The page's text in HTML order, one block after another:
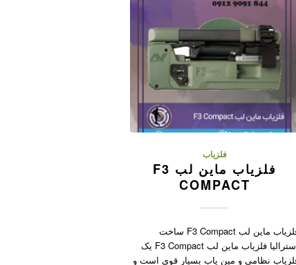
فلزیاب
فلزیاب ماین لب F3
COMPACT
فلزیاب ماین لب F3 Compact ساخت
استرالیا فلزیاب ماین لب F3 Compact یک
نظامی و مین یاب بسیار قوی است و